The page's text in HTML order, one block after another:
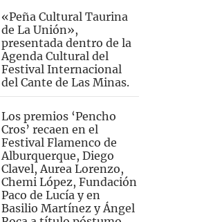
«Peña Cultural Taurina
de La Unión»,
presentada dentro de la
Agenda Cultural del
Festival Internacional
del Cante de Las Minas.
Los premios ‘Pencho
Cros’ recaen en el
Festival Flamenco de
Alburquerque, Diego
Clavel, Aurea Lorenzo,
Chemi López, Fundación
Paco de Lucía y en
Basilio Martínez y Ángel